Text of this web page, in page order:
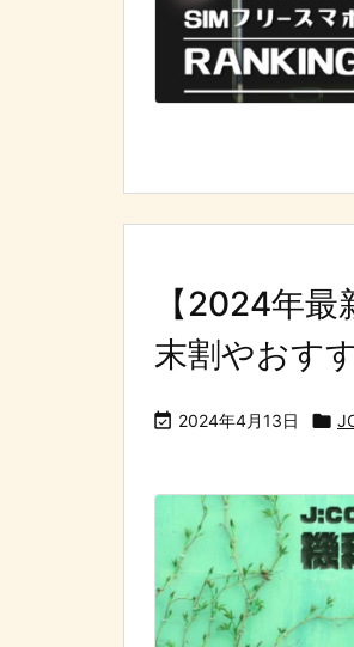
【2024年
末割やおす
 2024年4月13日 